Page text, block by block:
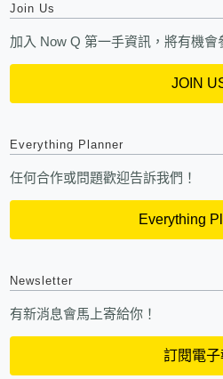
Join Us
加入 Now Q 第一手資訊，將有機會
JOIN
Everything Planner
任何合作或問題歡迎告訴我們！
Everything
Newsletter
有新消息會馬上寄給你！
訂閱電子